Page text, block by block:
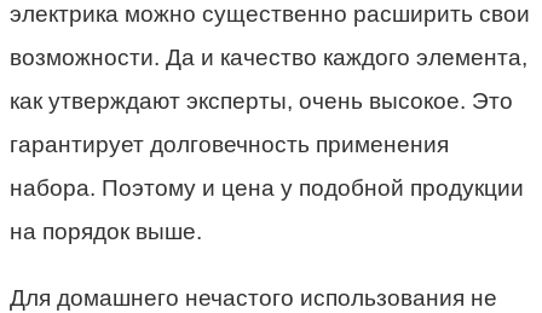
электрика можно существенно расширить свои
возможности. Да и качество каждого элемента,
как утверждают эксперты, очень высокое. Это
гарантирует долговечность применения
набора. Поэтому и цена у подобной продукции
на порядок выше.
Для домашнего нечастого использования не